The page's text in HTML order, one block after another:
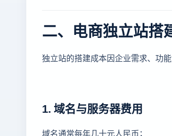
二、电商独立站搭
独立站的搭建成本因企业需求、功
1. 域名与服务器费用
域名通常每年几十元人民币；